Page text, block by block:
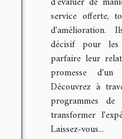
service offerte,
d'amélioration.
décisif pour les
parfaire leur
promesse
Découvrez à
programmes de
transformer
Laissez-vous...